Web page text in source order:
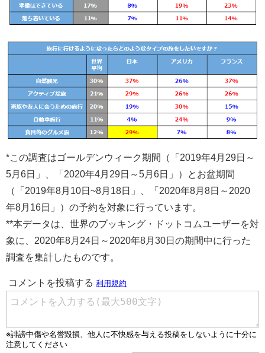
*この調査はゴールデンウィーク期間（「2019年4月29日～
5月6日」、「2020年4月29日～5月6日」）とお盆期間
（「2019年8月10日~8月18日」、「2020年8月8日～2020
年8月16日」）の予約を対象に行っています。
**本データは、世界のブッキング・ドットコムユーザーを対
象に、2020年8月24日～2020年8月30日の期間中に行った
調査を集計したものです。